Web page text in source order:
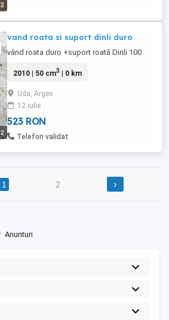
2
2
vand roata si suport dinli duro
vând roata duro +suport roată Dinli 100
2010 | 50 cm3 | 0 km
Uda, Arges
12 iulie
523 RON
Telefon validat
1 2 ›
Anunturi